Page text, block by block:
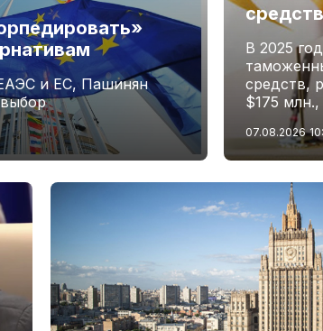
и ЕС, Пашинян
В 2025
средств,
$175
07.08.2026